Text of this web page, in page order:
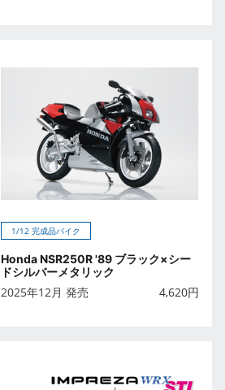
1/12 完成品バイク
Honda NSR250R '89 ブラック×シー
ドシルバーメタリック
2025年12月 発売 4,620円